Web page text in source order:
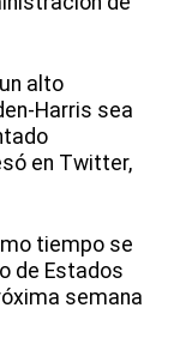
alto
Harris sea
en Twitter,
tiempo se
de Estados
semana